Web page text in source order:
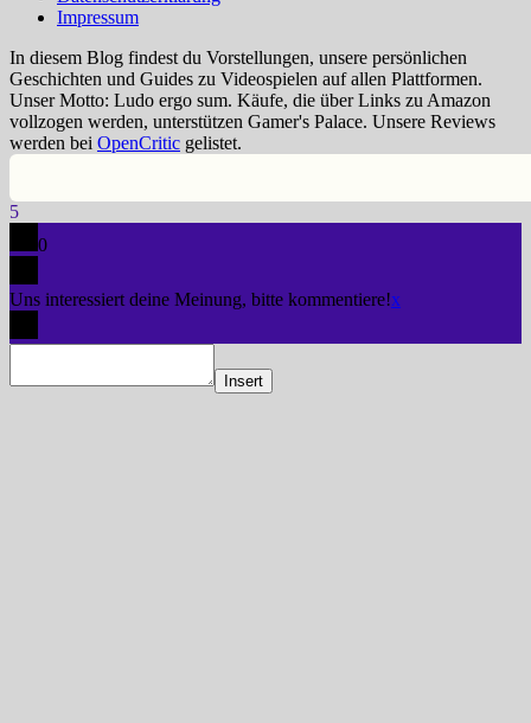
Impressum
In diesem Blog findest du Vorstellungen, unsere persönlichen
Geschichten und Guides zu Videospielen auf allen Plattformen.
Unser Motto: Ludo ergo sum. Käufe, die über Links zu Amazon
vollzogen werden, unterstützen Gamer's Palace. Unsere Reviews
werden bei OpenCritic gelistet.
5
0
Uns interessiert deine Meinung, bitte kommentiere!x
Insert